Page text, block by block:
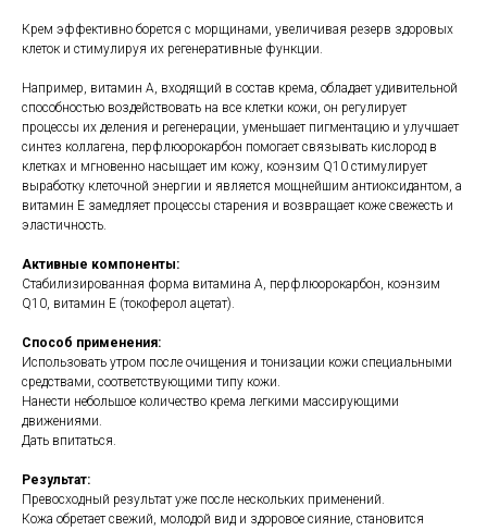
Крем эффективно борется с морщинами, увеличивая резерв здоровых
клеток и стимулируя их регенеративные функции.
Например, витамин А, входящий в состав крема, обладает удивительной
способностью воздействовать на все клетки кожи, он регулирует
процессы их деления и регенерации, уменьшает пигментацию и улучшает
синтез коллагена, перфлюорокарбон помогает связывать кислород в
клетках и мгновенно насыщает им кожу, коэнзим Q10 стимулирует
выработку клеточной энергии и является мощнейшим антиоксидантом, а
витамин Е замедляет процессы старения и возвращает коже свежесть и
эластичность.
Активные компоненты:
Стабилизированная форма витамина А, перфлюорокарбон, коэнзим
Q10, витамин Е (токоферол ацетат).
Способ применения:
Использовать утром после очищения и тонизации кожи специальными
средствами, соответствующими типу кожи.
Нанести небольшое количество крема легкими массирующими
движениями.
Дать впитаться.
Результат:
Превосходный результат уже после нескольких применений.
Кожа обретает свежий, молодой вид и здоровое сияние, становится